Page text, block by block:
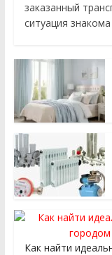
заказанный
ситуация знакома
Как найти